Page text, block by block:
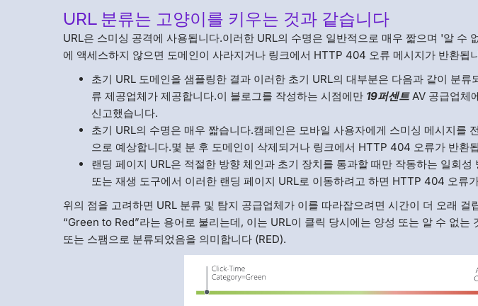
URL 분류는 고양이를 키우는 것과 같습니다
URL은 스미싱 공격에 사용됩니다.이러한 URL의 수명은 일반적으로 매우 짧으며 '알 수
에 액세스하지 않으면 도메인이 사라지거나 링크에서 HTTP 404 오류 메시지가 반환됩
초기 URL 도메인을 샘플링한 결과 이러한 초기 URL의 대부분은 다음과 같이 분류
류 제공업체가 제공합니다.이 블로그를 작성하는 시점에만 19퍼센트AV 공급업체
신고했습니다.
초기 URL의 수명은 매우 짧습니다.캠페인은 모바일 사용자에게 스미싱 메시지를
으로 예상합니다.몇 분 후 도메인이 삭제되거나 링크에서 HTTP 404 오류가 반환
랜딩 페이지 URL은 적절한 방향 체인과 초기 장치를 통과할 때만 작동하는 일회성
또는 재생 도구에서 이러한 랜딩 페이지 URL로 이동하려고 하면 HTTP 404 오류
위의 점을 고려하면 URL 분류 및 탐지 공급업체가 이를 따라잡으려면 시간이 더 오래 걸
“Green to Red”라는 용어로 불리는데, 이는 URL이 클릭 당시에는 양성 또는 알 수 없는
또는 스팸으로 분류되었음을 의미합니다 (RED).